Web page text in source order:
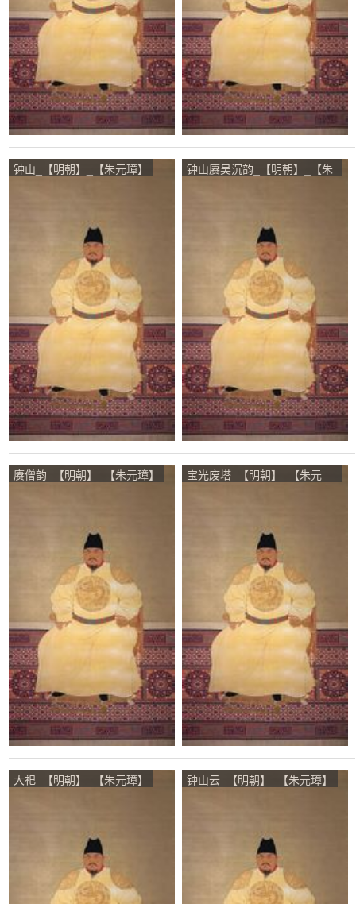
钟山_【明朝】_【朱元璋】
钟山赓吴沉韵_【明朝】_【朱
赓僧韵_【明朝】_【朱元璋】
宝光废塔_【明朝】_【朱元
大祀_【明朝】_【朱元璋】 钟山云_【明朝】_【朱元璋】